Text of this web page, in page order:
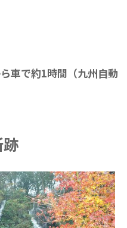
車で約1時間（九州自動